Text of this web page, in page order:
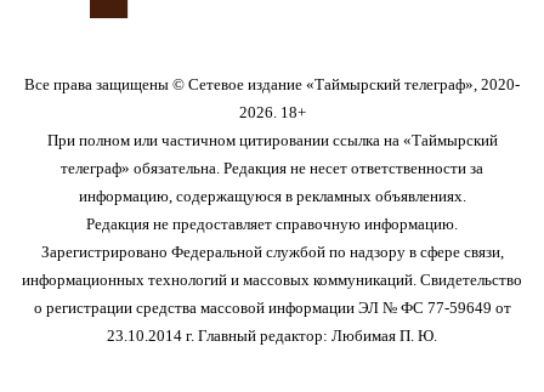
Все права защищены © Сетевое издание «Таймырский телеграф», 2020-
2026. 18+
При полном или частичном цитировании ссылка на «Таймырский
телеграф» обязательна. Редакция не несет ответственности за
информацию, содержащуюся в рекламных объявлениях.
Редакция не предоставляет справочную информацию.
Зарегистрировано Федеральной службой по надзору в сфере связи,
информационных технологий и массовых коммуникаций. Свидетельство
о регистрации средства массовой информации ЭЛ № ФС 77-59649 от
23.10.2014 г. Главный редактор: Любимая П. Ю.